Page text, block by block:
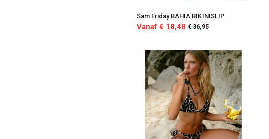
Sam Friday BAHIA BIKINISLIP
Vanaf € 18,48 € 36,95